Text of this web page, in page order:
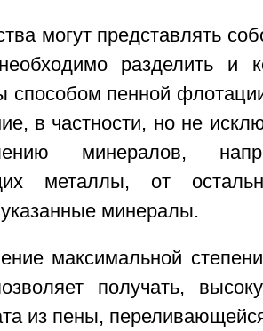
могут представлять
разделить и
способом пенной
в частности, но не
минералов,
металлы, от
минералы.
максимальной
получать,
из пены,